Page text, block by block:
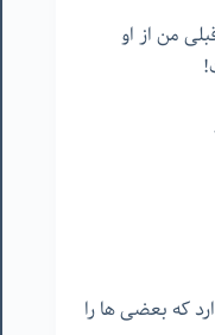
من از او
که بعضی ها را